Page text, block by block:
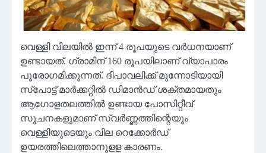
വെള്ളി വിലയില്‍ ഇന്ന് 4 രൂപയുടെ വര്‍ധനയാണ്
ഉണ്ടായത്. ഗ്രാമിന് 160 രൂപയിലാണ് വ്യാപാരം
പുരോഗമിക്കുന്നത്. ദീപാവലിക്ക് മുന്നോടിയായി
സ്പോട്ട് മാര്‍ക്കറ്റില്‍ ഡിമാന്‍ഡ് ശക്തമായതും
ആഗോളതലത്തില്‍ ഉണ്ടായ പോസിറ്റീവ്
സൂചനകളുമാണ് സ്വര്‍ണ്ണത്തിന്റെയും
വെള്ളിയുടെയും വില റെക്കോര്‍ഡ്
ഉയരത്തിലെത്താനുളള കാരണം.